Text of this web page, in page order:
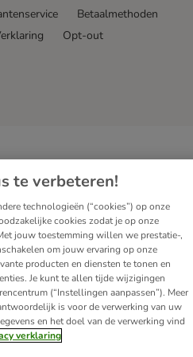
Betaalmethoden
Opt-out
te verbeteren!
technologieën (“cookies”) op onze
cookies zodat je op onze
jouw toestemming willen we prestatie-,
om jouw ervaring op onze
producten en diensten te tonen en
Je kunt te allen tijde wijzigingen
(“Instellingen aanpassen”). Meer
is voor de verwerking van uw
en het doel van de verwerking vind
verklaring